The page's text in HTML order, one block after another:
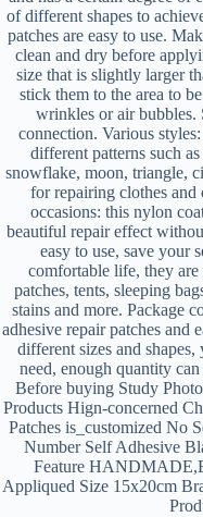
of different shapes to
patches are easy to use.
clean and dry before
size that is slightly larger
stick them to the area to
wrinkles or air bubbles.
connection. Various
different patterns such
snowflake, moon, triangle,
for repairing clothes and
occasions: this nylon
beautiful repair effect
easy to use, save your
comfortable life, they
patches, tents, sleeping
stains and more. Package
adhesive repair patches and
different sizes and
need, enough quantity
Before buying Study
Products Hign-concerned
Patches is_customized No
Number Self Adhesive
Feature
Appliqued Size 15x20cm